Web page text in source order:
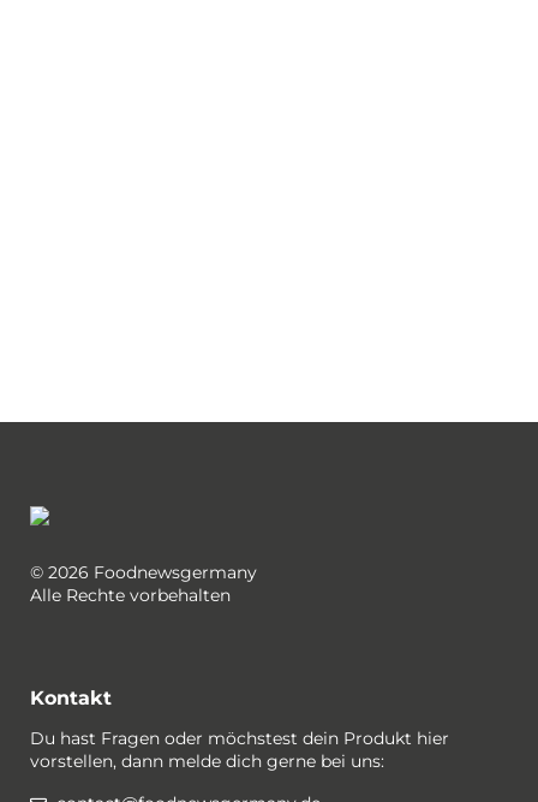
© 2026 Foodnewsgermany
Alle Rechte vorbehalten
Kontakt
Du hast Fragen oder möchstest dein Produkt hier
vorstellen, dann melde dich gerne bei uns: